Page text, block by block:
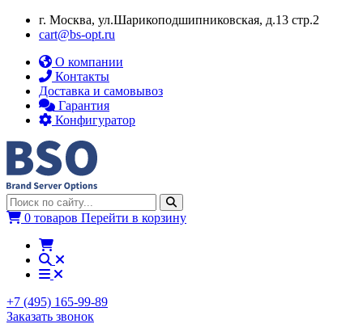
г. Москва, ул.​​Шарикоподшипниковская, д.13 стр.2
cart@bs-opt.ru
О компании
Контакты
Доставка и самовывоз
Гарантия
Конфигуратор
0 товаров Перейти в корзину
+7 (495) 165-99-89
Заказать звонок